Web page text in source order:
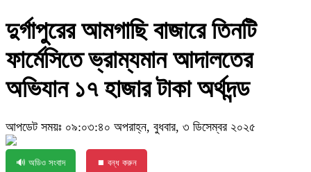
দুর্গাপুরের আমগাছি বাজারে তিনটি
ফার্মেসিতে ভ্রাম্যমান আদালতের
অভিযান ১৭ হাজার টাকা অর্থদন্ড
আপডেট সময়ঃ ০৯:০৩:৪০ অপরাহ্ন, বুধবার, ৩ ডিসেম্বর ২০২৫
🔊 অডিও সংবাদ ⏹ বন্ধ করুন